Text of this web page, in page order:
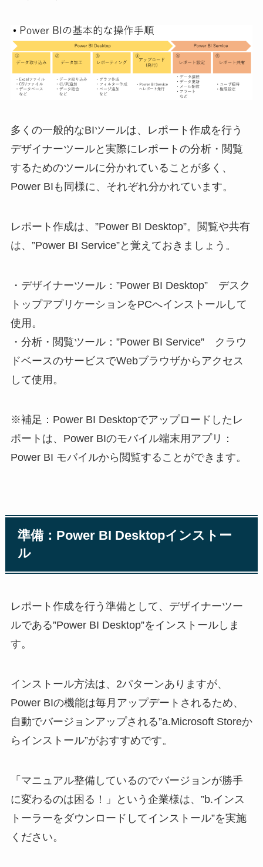
多くの一般的なBIツールは、レポート作成を行う
デザイナーツールと実際にレポートの分析・閲覧
するためのツールに分かれていることが多く、
Power BIも同様に、それぞれ分かれています。
レポート作成は、”Power BI Desktop”。閲覧や共有
は、”Power BI Service”と覚えておきましょう。
・デザイナーツール：”Power BI Desktop” デスク
トップアプリケーションをPCへインストールして
使用。
・分析・閲覧ツール：”Power BI Service” クラウ
ドベースのサービスでWebブラウザからアクセス
して使用。
※補足：Power BI Desktopでアップロードしたレ
ポートは、Power BIのモバイル端末用アプリ：
Power BI モバイルから閲覧することができます。
準備：Power BI Desktopインストー
ル
レポート作成を行う準備として、デザイナーツー
ルである”Power BI Desktop”をインストールしま
す。
インストール方法は、2パターンありますが、
Power BIの機能は毎月アップデートされるため、
自動でバージョンアップされる”a.Microsoft Storeか
らインストール”がおすすめです。
「マニュアル整備しているのでバージョンが勝手
に変わるのは困る！」という企業様は、”b.インス
トーラーをダウンロードしてインストール”を実施
ください。